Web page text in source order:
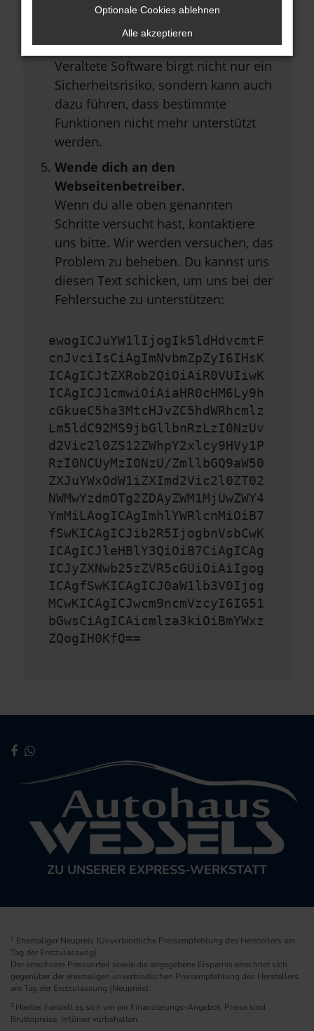
Stelle sicher, dass dein Browser
und dein Betriebssystem auf dem
neuesten Stand sind.
Veraltete Software birgt nicht nur ein
Sicherheitsrisiko, sondern kann auch
dazu führen, dass bestimmte
Funktionen nicht mehr unterstützt
werden.
Wende dich an den
Webseitenbetreiber.
Wenn du alle oben genannten
Schritte versucht hast, kontaktiere
uns bitte. Wir werden versuchen, das
Problem zu beheben. Du kannst uns
diesen Text schicken, um uns bei der
Fehlersuche zu unterstützen:
ewogICJuYW1lIjogIk5ldHdvcmtF
cnJvciIsCiAgImNvbmZpZyI6IHsK
ICAgICJtZXRob2QiOiAiR0VUIiwK
ICAgICJ1cmwiOiAiaHR0cHM6Ly9h
cGkueC5ha3MtcHJvZC5hdWRhcmlz
Lm5ldC92MS9jbGllbnRzLzI0NzUv
d2Vic2l0ZS12ZWhpY2xlcy9HVy1P
RzI0NCUyMzI0NzU/ZmllbGQ9aW50
ZXJuYWxOdW1iZXImd2Vic2l0ZT02
NWMwYzdmOTg2ZDAyZWM1MjUwZWY4
YmMiLAogICAgImhlYWRlcnMiOiB7
fSwKICAgICJib2R5IjogbnVsbCwK
ICAgICJleHBlY3QiOiB7CiAgICAg
ICJyZXNwb25zZVR5cGUiOiAiIgog
ICAgfSwKICAgICJ0aW1lb3V0Ijog
MCwKICAgICJwcm9ncmVzcyI6IG51
bGwsCiAgICAicmlza3kiOiBmYWxz
ZQogIH0KfQ==
ZU UNSERER EXPRESS-WERKSTATT
1 Ehemaliger Neupreis (Unverbindliche Preisempfehlung des Herstellers am
Tag der Erstzulassung).
Der errechnete Preisvorteil sowie die angegebene Ersparnis errechnet sich
gegenüber der ehemaligen unverbindlichen Preisempfehlung des Herstellers
am Tag der Erstzulassung (Neupreis).
2 Hierbei handelt es sich um ein Finanzierungs-Angebot. Preise sind
Bruttopreise. Irrtümer vorbehalten.
Optionale Cookies ablehnen
Alle akzeptieren